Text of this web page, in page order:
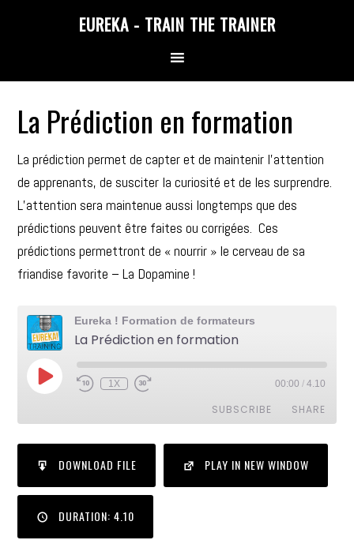
EUREKA - TRAIN THE TRAINER
La Prédiction en formation
La prédiction permet de capter et de maintenir l’attention
de apprenants, de susciter la curiosité et de les surprendre.
L’attention sera maintenue aussi longtemps que des
prédictions peuvent être faites ou corrigées. Ces
prédictions permettront de « nourrir » le cerveau de sa
friandise favorite – La Dopamine !
Eureka ! Formation de formateurs
La Prédiction en formation
1X 00:00 / 4.10
SUBSCRIBE SHARE
RSS FEED
SHARE
LINK
EMBED
DOWNLOAD FILE PLAY IN NEW WINDOW
DURATION: 4.10